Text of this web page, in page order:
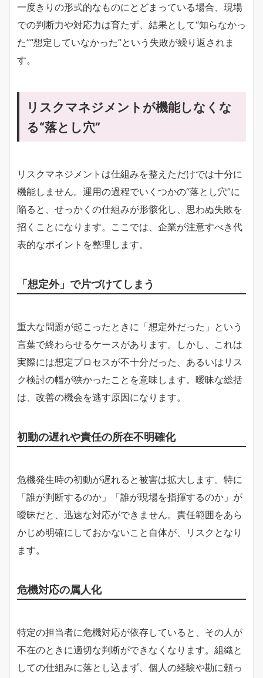
一度きりの形式的なものにとどまっている場合、現場
での判断力や対応力は育たず、結果として“知らなかっ
た”“想定していなかった”という失敗が繰り返されま
す。
リスクマネジメントが機能しなくな
る“落とし穴”
リスクマネジメントは仕組みを整えただけでは十分に
機能しません。運用の過程でいくつかの“落とし穴”に
陥ると、せっかくの仕組みが形骸化し、思わぬ失敗を
招くことになります。ここでは、企業が注意すべき代
表的なポイントを整理します。
「想定外」で片づけてしまう
重大な問題が起こったときに「想定外だった」という
言葉で終わらせるケースがあります。しかし、これは
実際には想定プロセスが不十分だった、あるいはリス
ク検討の幅が狭かったことを意味します。曖昧な総括
は、改善の機会を逃す原因になります。
初動の遅れや責任の所在不明確化
危機発生時の初動が遅れると被害は拡大します。特に
「誰が判断するのか」「誰が現場を指揮するのか」が
曖昧だと、迅速な対応ができません。責任範囲をあら
かじめ明確にしておかないこと自体が、リスクとなり
ます。
危機対応の属人化
特定の担当者に危機対応が依存していると、その人が
不在のときに適切な判断ができなくなります。組織と
しての仕組みに落とし込まず、個人の経験や勘に頼っ